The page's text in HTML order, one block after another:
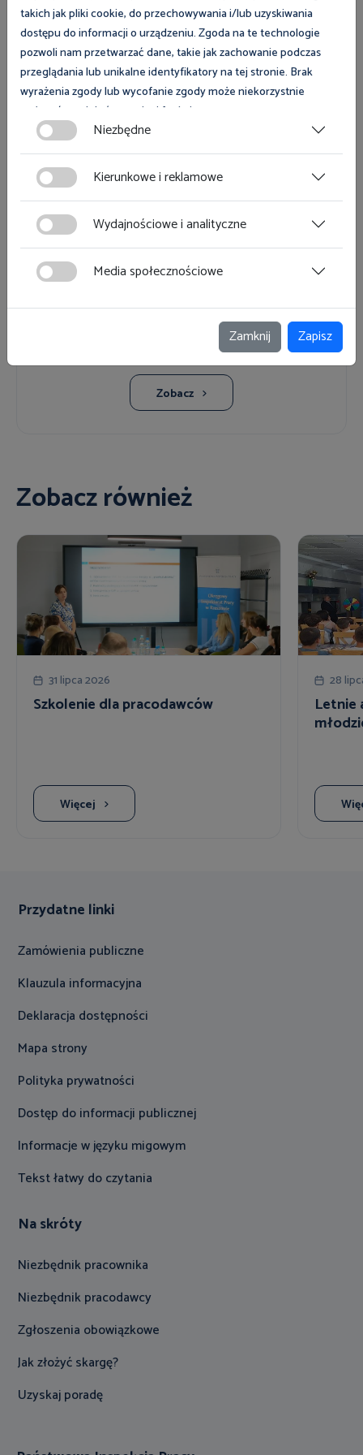
Zobacz magazyn Inspektor Pracy
Zobacz
Zobacz również
31 lipca 2026
Szkolenie dla pracodawców
Więcej
28
Letnie
Przydatne linki
Zamówienia publiczne
Klauzula informacyjna
Deklaracja dostępności
Mapa strony
Polityka prywatności
Dostęp do informacji publicznej
Informacje w języku migowym
Tekst łatwy do czytania
Na skróty
Niezbędnik pracownika
Niezbędnik pracodawcy
Zgłoszenia obowiązkowe
Jak złożyć skargę?
Uzyskaj poradę
takich jak pliki cookie, do przechowywania i/lub uzyskiwania
dostępu do informacji o urządzeniu. Zgoda na te technologie
pozwoli nam przetwarzać dane, takie jak zachowanie podczas
przeglądania lub unikalne identyfikatory na tej stronie. Brak
wyrażenia zgody lub wycofanie zgody może niekorzystnie
wpłynąć na niektóre cechy i funkcje.
Zgoda na pliki cookies jest dobrowolna i można ją wycofać lub
zmodyfikować w dowolnym momencie klikając w przycisk
ciasteczka w lewym dolnym rogu strony. Więcej informacji
znajdziesz w
Niezbędne
Kierunkowe i reklamowe
Wydajnościowe i analityczne
Media społecznościowe
Zamknij Zapisz